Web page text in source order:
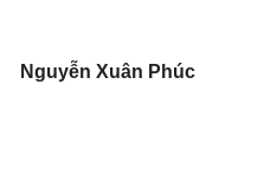
Nguyễn Xuân Phúc